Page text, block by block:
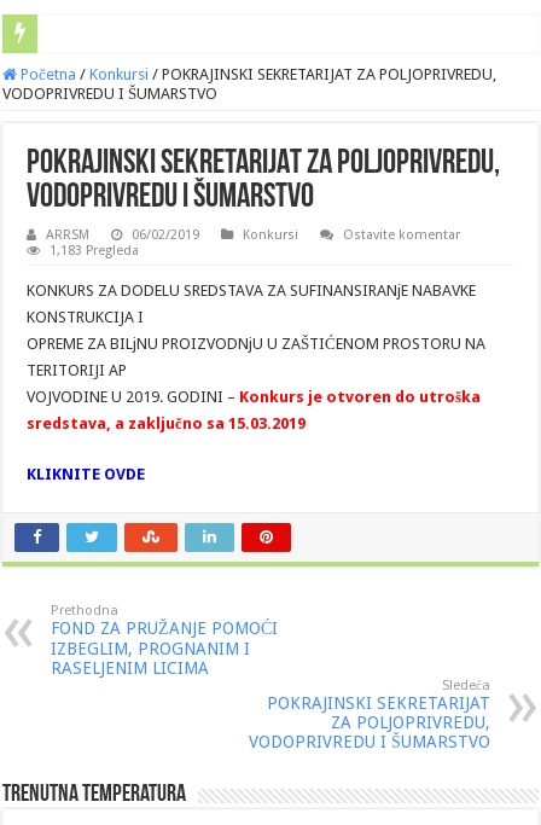
Početna / Konkursi / POKRAJINSKI SEKRETARIJAT ZA POLJOPRIVREDU,
VODOPRIVREDU I ŠUMARSTVO
POKRAJINSKI SEKRETARIJAT ZA POLJOPRIVREDU,
VODOPRIVREDU I ŠUMARSTVO
ARRSM 06/02/2019 Konkursi
Ostavite komentar
1,183 Pregleda
KONKURS ZA DODELU SREDSTAVA ZA SUFINANSIRANjE NABAVKE
KONSTRUKCIJA I
OPREME ZA BILjNU PROIZVODNjU U ZAŠTIĆENOM PROSTORU NA
TERITORIJI AP
VOJVODINE U 2019. GODINI – Konkurs je otvoren do utroška
sredstava, a zaključno sa 15.03.2019
KLIKNITE OVDE
Prethodna
FOND ZA PRUŽANJE POMOĆI
IZBEGLIM, PROGNANIM I
RASELJENIM LICIMA
Sledeća
POKRAJINSKI SEKRETARIJAT
ZA POLJOPRIVREDU,
VODOPRIVREDU I ŠUMARSTVO
Trenutna Temperatura